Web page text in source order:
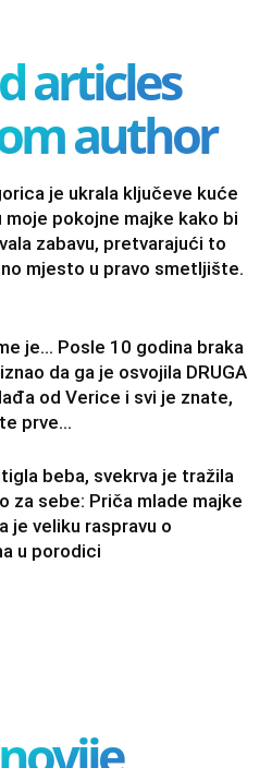
articles
author
je ukrala ključeve kuće
moje pokojne majke kako bi
zabavu, pretvarajući to
mjesto u pravo smetljište.
je… Posle 10 godina braka
da ga je osvojila DRUGA
od Verice i svi je znate,
prve...
beba, svekrva je tražila
za sebe: Priča mlade majke
je veliku raspravu o
u porodici